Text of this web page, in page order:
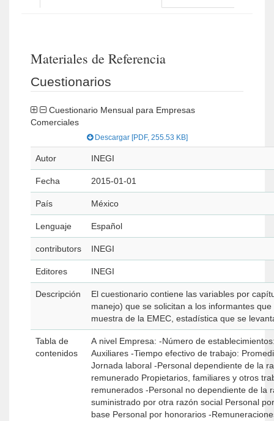
Materiales de Referencia
Cuestionarios
Comerciales
Descargar [PDF, 255.53 KB]
Autor INEGI
Fecha 2015-01-01
País México
Lenguaje Español
contributors INEGI
Editores INEGI
Descripción
El cuestionario contiene las variables por
manejo) que se solicitan a los informantes
muestra de la EMEC, estadística que se
Tabla de
contenidos
A nivel Empresa: -Número de establecimientos: Comerciales
Auxiliares -Tiempo efectivo de trabajo: Promedio de días trabajados
Jornada laboral -Personal dependiente de la razón social: Personal
remunerado Propietarios, familiares y otros
remunerados -Personal no dependiente de la razón social: Personal
suministrado por otra razón social Personal
base Personal por honorarios -Remuneraciones: Sueldos pagados